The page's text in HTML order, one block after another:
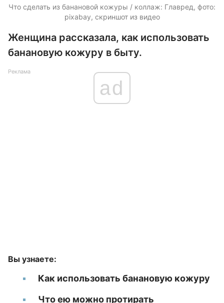
Что сделать из банановой кожуры / коллаж: Главред, фото:
pixabay, скриншот из видео
Женщина рассказала, как использовать
банановую кожуру в быту.
Реклама
ad
Вы узнаете:
Как использовать банановую кожуру
Что ею можно протирать